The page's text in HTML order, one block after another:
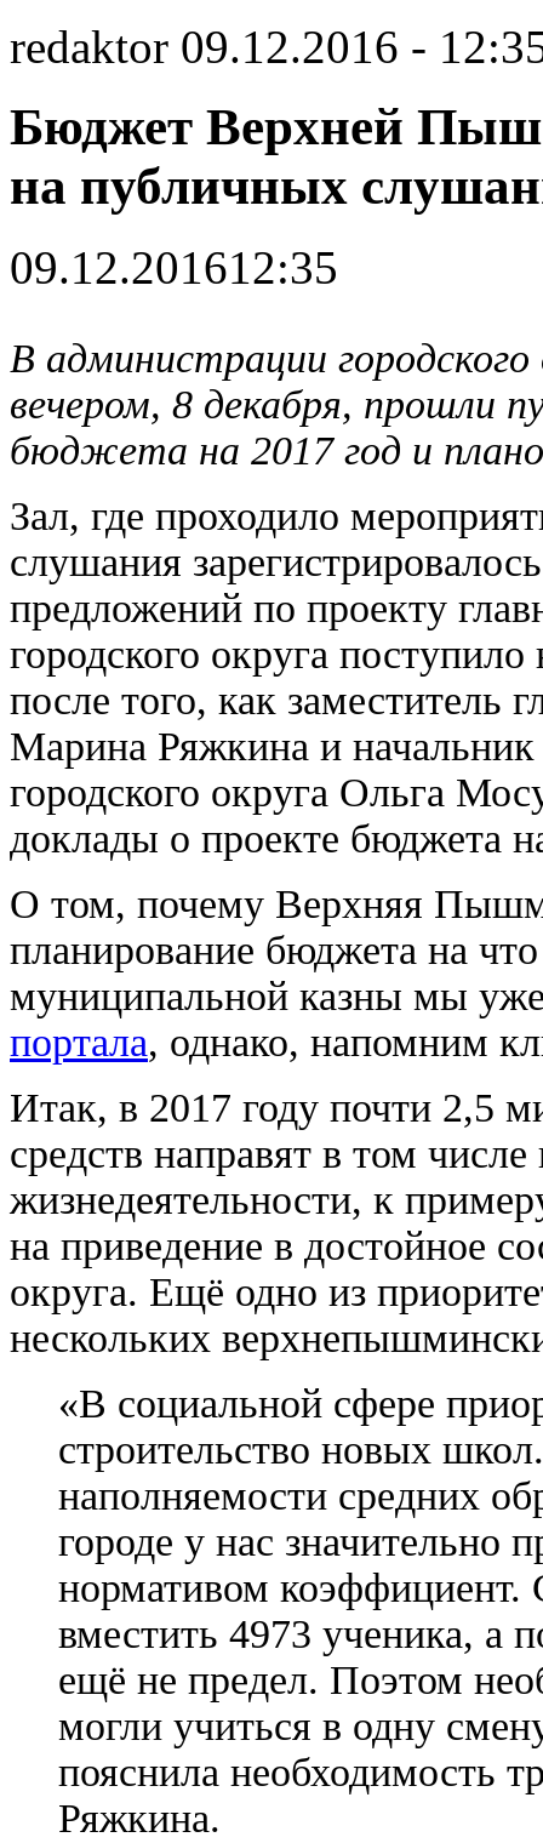
redaktor 09.12.2016 -
Бюджет Верхней
на публичных
09.12.201612:35
В администрации
вечером, 8 декабря, прошли
бюджета на 2017 год и
Зал, где проходило
слушания
предложений по проекту
городского округа
после того, как заместитель
Марина Ряжкина и начальник
городского округа Ольга
доклады о проекте бюджета
О том, почему Верхняя
планирование бюджета на
муниципальной казны мы
портала, однако, напомним
Итак, в 2017 году почти 2,5
средств направят в том
жизнедеятельности, к
на приведение в достойное
округа. Ещё одно из
нескольких
«В социальной сфере
строительство новых
наполняемости средних
городе у нас значительно
нормативом коэффициент.
вместить 4973 ученика, а
ещё не предел. Поэтом
могли учиться в одну
пояснила необходимость
Ряжкина.